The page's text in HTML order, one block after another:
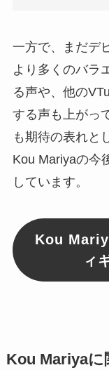
一方で、まだデ
より多くのバラ
る声や、他の
する声も上がっ
も期待の表れと
Kou Mariyaの今
しています。
Kou
ィ
Kou Mariyaに